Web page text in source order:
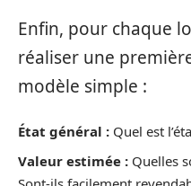
Enfin, pour chaque
réaliser une
modèle simple :
État général : Quel est
Valeur estimée : Quelles